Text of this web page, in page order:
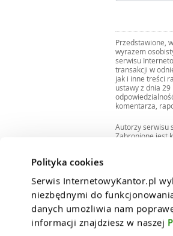
Polityka cookies
Serwis InternetowyKantor.pl
niezbędnymi do
danych umożliwia nam
informacji znajdziesz w naszej
Przedstawione,
wyrazem
serwisu
transakcji w
jak i inne treści
ustawy z dnia
komentarza,
Autorzy serwisu
Zabronione jest